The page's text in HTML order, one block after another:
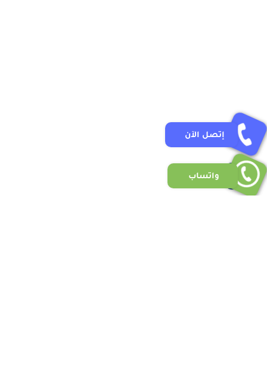
إتصل الآن
واتساب